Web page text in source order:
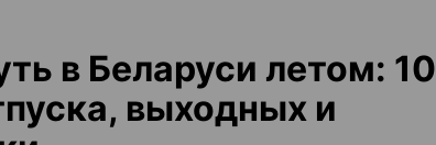
в Беларуси летом: 10
выходных и